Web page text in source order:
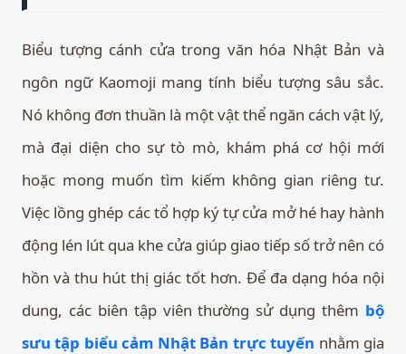
Biểu tượng cánh cửa trong văn hóa Nhật Bản và
ngôn ngữ Kaomoji mang tính biểu tượng sâu sắc.
Nó không đơn thuần là một vật thể ngăn cách vật lý,
mà đại diện cho sự tò mò, khám phá cơ hội mới
hoặc mong muốn tìm kiếm không gian riêng tư.
Việc lồng ghép các tổ hợp ký tự cửa mở hé hay hành
động lén lút qua khe cửa giúp giao tiếp số trở nên có
hồn và thu hút thị giác tốt hơn. Để đa dạng hóa nội
dung, các biên tập viên thường sử dụng thêm bộ
sưu tập biểu cảm Nhật Bản trực tuyến nhằm gia